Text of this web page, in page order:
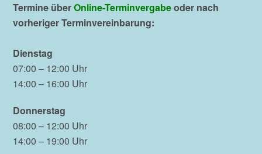
Termine überOnline-Terminvergabeoder nach
vorheriger Terminvereinbarung:
Dienstag
07:00 – 12:00 Uhr
14:00 – 16:00 Uhr
Donnerstag
08:00 – 12:00 Uhr
14:00 – 19:00 Uhr